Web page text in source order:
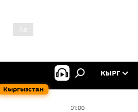
Кыргызстан
КЫРГ
01:00